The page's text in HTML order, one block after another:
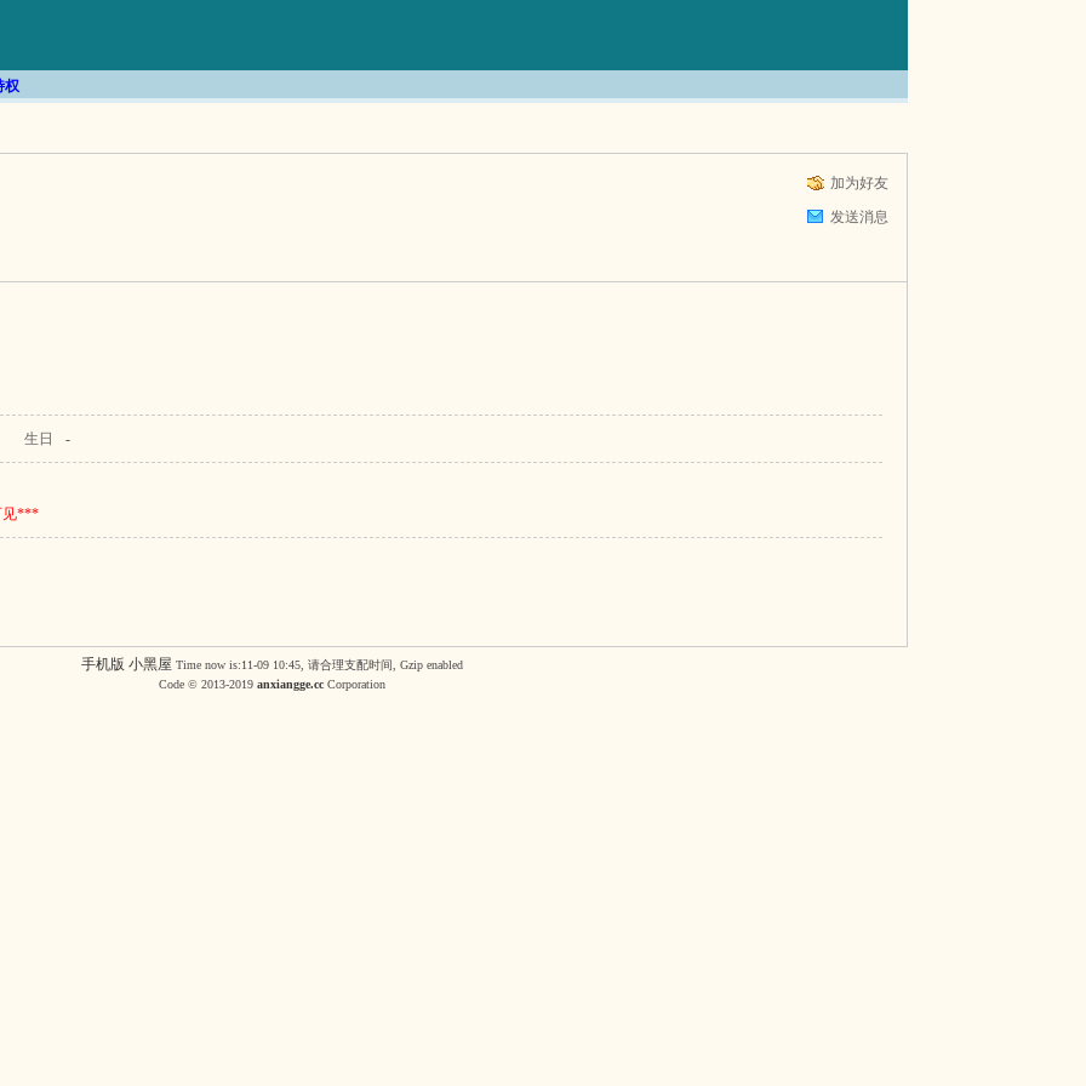
权
加为好友
发送消息
生日 -
见***
手机版 小黑屋 Time now is:11-09 10:45, 请合理支配时间, Gzip enabled
Code © 2013-2019 anxiangge.ccCorporation